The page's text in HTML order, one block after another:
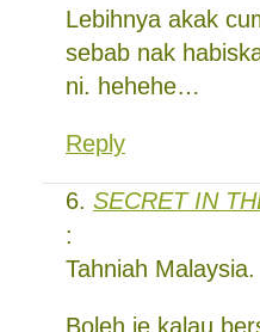
Lebihnya akak
sebab nak
ni. hehehe…
Reply
SECRET IN
:
Tahniah Malaysia.
Boleh je kalau